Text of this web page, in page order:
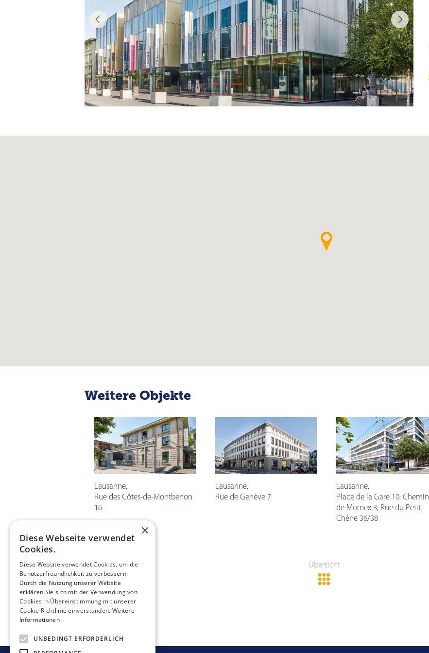
Statuten
Verhaltenskodex
Organisationsreglement
Lieferantenkodex
Meldepflichten
Verwaltungsrat
Geschäftsleitung
Risikobericht
Newsletter
IR-Kontakt
Glossar
Anlagerichtlinien
Download Center
Weitere Objekte
Lausanne,
Rue des Côtes-de-Montbenon
16
Lausanne,
Rue de Genève 7
Lausanne,
Place de la Gare 10; Chemin
de Mornex 3; Rue du Petit-
Chêne 36/38
Vorheriges Objekt Übersicht
×
Diese Webseite verwendet
Cookies.
Diese Website verwendet Cookies, um die
Benutzerfreundlichkeit zu verbessern.
Durch die Nutzung unserer Website
erklären Sie sich mit der Verwendung von
Cookies in Übereinstimmung mit unserer
Cookie-Richtlinie einverstanden. Weitere
Informationen
UNBEDINGT ERFORDERLICH